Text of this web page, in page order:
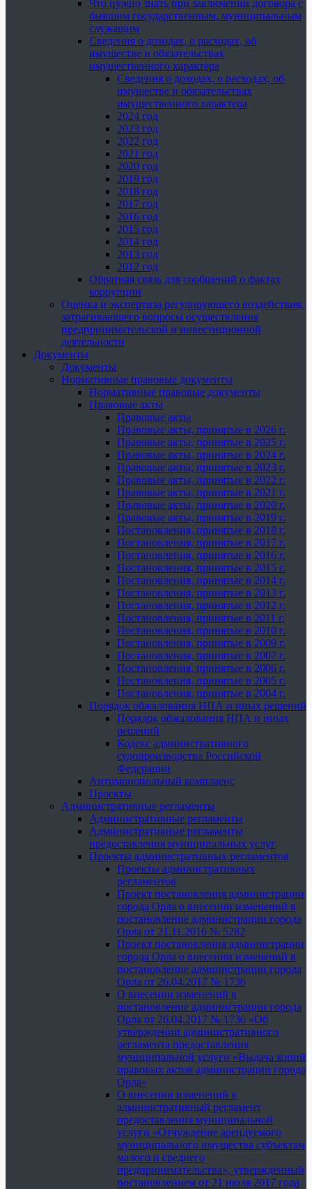
Что нужно знать при заключении договора с
бывшим государственным, муниципальным
служащим
Сведения о доходах, о расходах, об
имуществе и обязательствах
имущественного характера
Сведения о доходах, о расходах, об
имуществе и обязательствах
имущественного характера
2024 год
2023 год
2022 год
2021 год
2020 год
2019 год
2018 год
2017 год
2016 год
2015 год
2014 год
2013 год
2012 год
Обратная связь для сообщений о фактах
коррупции
Оценка и экспертиза регулирующего воздействия,
затрагивающего вопросы осуществления
предпринимательской и инвестиционной
деятельности
Документы
Документы
Нормативные правовые документы
Нормативные правовые документы
Правовые акты
Правовые акты
Правовые акты, принятые в 2026 г.
Правовые акты, принятые в 2025 г.
Правовые акты, принятые в 2024 г.
Правовые акты, принятые в 2023 г.
Правовые акты, принятые в 2022 г.
Правовые акты, принятые в 2021 г.
Правовые акты, принятые в 2020 г.
Правовые акты, принятые в 2019 г.
Постановления, принятые в 2018 г.
Постановления, принятые в 2017 г.
Постановления, принятые в 2016 г.
Постановления, принятые в 2015 г.
Постановления, принятые в 2014 г.
Постановления, принятые в 2013 г.
Постановления, принятые в 2012 г.
Постановления, принятые в 2011 г.
Постановления, принятые в 2010 г.
Постановления, принятые в 2009 г.
Постановления, принятые в 2007 г.
Постановления, принятые в 2006 г.
Постановления, принятые в 2005 г.
Постановления, принятые в 2004 г.
Порядок обжалования НПА и иных решений
Порядок обжалования НПА и иных
решений
Кодекс административного
судопроизводства Российской
Федерации
Антимонопольный комплаенс
Проекты
Административные регламенты
Административные регламенты
Административные регламенты
предоставления муниципальных услуг
Проекты административных регламентов
Проекты административных
регламентов
Проект постановления администрации
города Орла о внесении изменений в
постановление администрации города
Орла от 21.11.2016 № 5282
Проект постановления администрации
города Орла о внесении изменений в
постановление администрации города
Орла от 26.04.2017 № 1736
О внесении изменений в
постановление администрации города
Орла от 26.04.2017 № 1736 «Об
утверждении административного
регламента предоставления
муниципальной услуги «Выдача копий
правовых актов администрации города
Орла»
О внесении изменений в
административный регламент
предоставления муниципальной
услуги «Отчуждение арендуемого
муниципального имущества субъектам
малого и среднего
предпринимательства», утвержденный
постановлением от 21 июля 2017 года